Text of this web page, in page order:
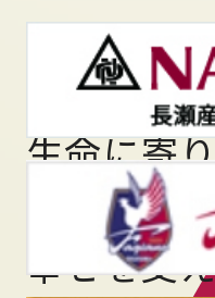
生命に寄
人と地球
幸せを支